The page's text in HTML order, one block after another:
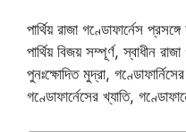
পার্থিয় রাজা গণ্ডোফার্নেস
পার্থিয় বিজয় সম্পূর্ণ, স্বাধীন
পুনঃক্ষোদিত মুদ্রা,
গণ্ডোফার্নেসের খ্যাতি,